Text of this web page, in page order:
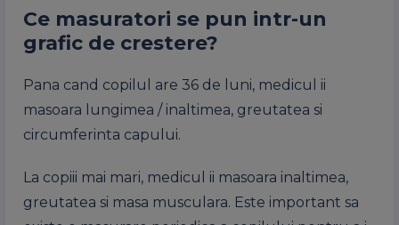
Ce masuratori se pun intr-un
grafic de crestere?
Pana cand copilul are 36 de luni, medicul ii
masoara lungimea / inaltimea, greutatea si
circumferinta capului.
La copiii mai mari, medicul ii masoara inaltimea,
greutatea si masa musculara. Este important sa